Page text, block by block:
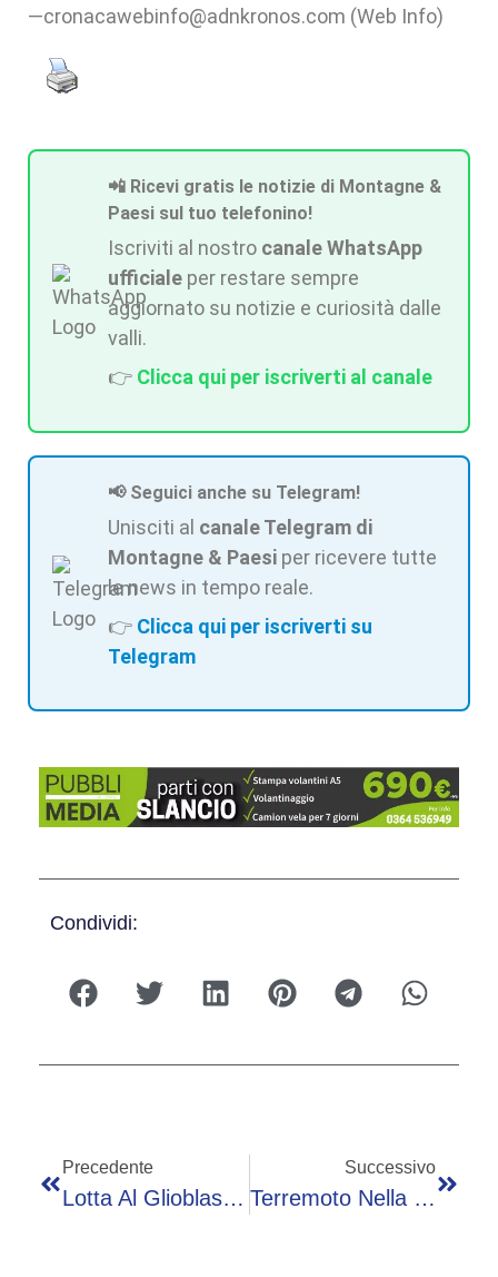
—cronacawebinfo@adnkronos.com (Web Info)
📲 Ricevi gratis le notizie di Montagne &
Paesi sul tuo telefonino!
Iscriviti al nostro canale WhatsApp
ufficiale per restare sempre
aggiornato su notizie e curiosità dalle
valli.
👉 Clicca qui per iscriverti al canale
📢 Seguici anche su Telegram!
Unisciti al canale Telegram di
Montagne & Paesi per ricevere tutte
le news in tempo reale.
👉 Clicca qui per iscriverti su
Telegram
Condividi:
Precedente
Lotta Al Glioblastoma, Progetto Per Ricostruirlo In 3D E Studiarlo Con Tecniche Quantistiche Per Capire Come Progredisce
Successivo
Terremoto Nella Notte Nel Golfo Di Napoli: Scossa Avvertita Anche In Provincia Di Bergamo